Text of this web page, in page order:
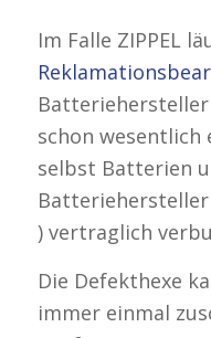
Im Falle ZIPPEL
schon wesentlich
selbst Batterien
Batteriehersteller
) vertraglich
Die Defekthexe
immer einmal